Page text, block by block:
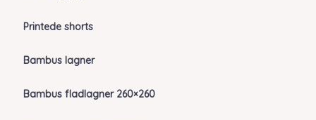
Printede shorts
Bambus lagner
Bambus fladlagner 260×260